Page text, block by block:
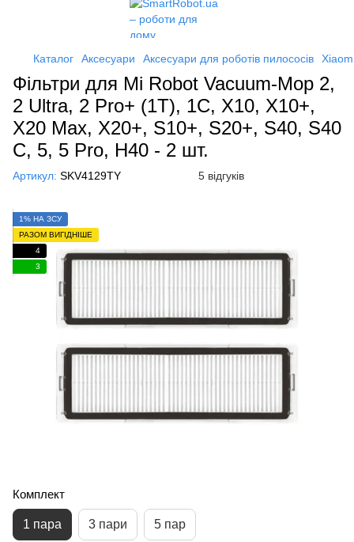
Каталог Аксесуари Аксесуари для роботів пилососів
Фільтри для Mi Robot Vacuum-Mop 2,
2 Ultra, 2 Pro+ (1Т), 1C, X10, X10+,
X20 Max, X20+, S10+, S20+, S40, S40
C, 5, 5 Pro, H40 - 2 шт.
Артикул: SKV4129TY 5 відгуків
1% НА ЗСУ
РАЗОМ ВИГІДНІШЕ
4
3
Комплект
1 пара 3 пари 5 пар